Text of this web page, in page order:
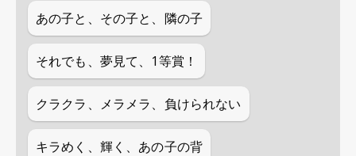
あの子と、その子と、隣の子
それでも、夢見て、1等賞！
クラクラ、メラメラ、負けられない
キラめく、輝く、あの子の背